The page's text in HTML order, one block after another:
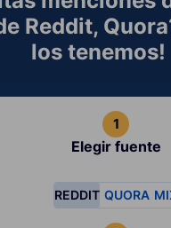
Reddit,
los tenemos!
Elegir fuente
REDDIT QUORA